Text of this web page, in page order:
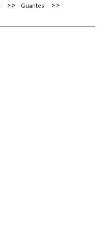
Guantes